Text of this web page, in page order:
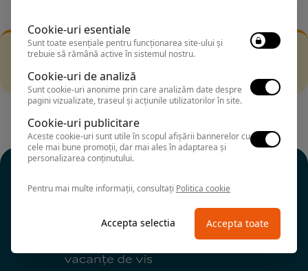
Filtrarea nu a returnat niciun rezultat
alte fitre.
Cookie-uri esentiale
Sunt toate esențiale pentru funcționarea site-ului și
trebuie să rămână active în sistemul nostru.
Cookie-uri de analiză
Sunt cookie-uri anonime prin care analizăm date despre
pagini vizualizate, traseul și acțiunile utilizatorilor în site.
Cookie-uri publicitare
Aceste cookie-uri sunt utile în scopul afișării bannerelor cu
cele mai bune promoții, dar mai ales în adaptarea și
personalizarea conținutului.
Pentru mai multe informații, consultați Politica cookie
Accepta selectia Accepta toate